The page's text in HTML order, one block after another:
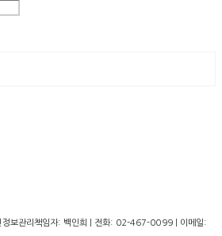
정보관리책임자: 백인희 | 전화: 02-467-0099 | 이메일: